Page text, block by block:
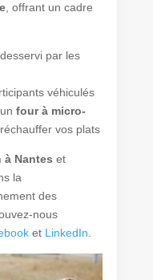
, offrant un cadre
par les
véhiculés
four à micro-
vos plats
à Nantes et
la
des
nous
et LinkedIn